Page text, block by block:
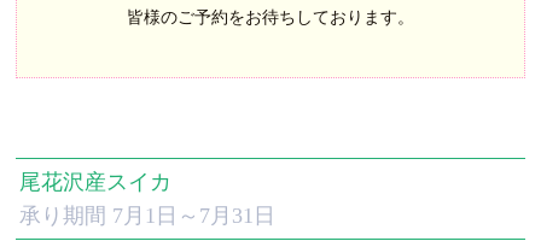
皆様のご予約をお待ちしております。
承り期間 7月1日～7月31日
尾花沢産スイカ